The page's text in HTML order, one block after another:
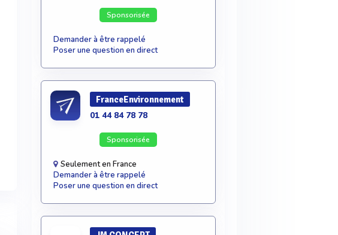
Sponsorisée
Demander à être rappelé
Poser une question en direct
FranceEnvironnement
01 44 84 78 78
Sponsorisée
Seulement en France
Demander à être rappelé
Poser une question en direct